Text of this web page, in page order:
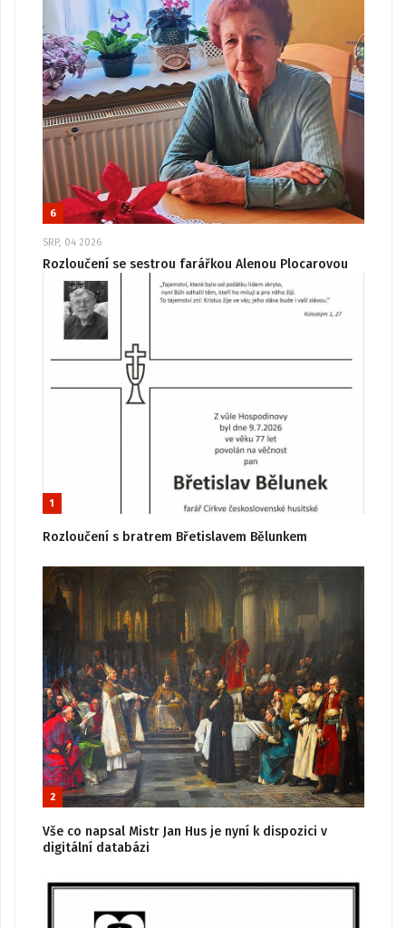
6
SRP, 04 2026
Rozloučení se sestrou farářkou Alenou Plocarovou
1
Rozloučení s bratrem Břetislavem Bělunkem
2
Vše co napsal Mistr Jan Hus je nyní k dispozici v
digitální databázi